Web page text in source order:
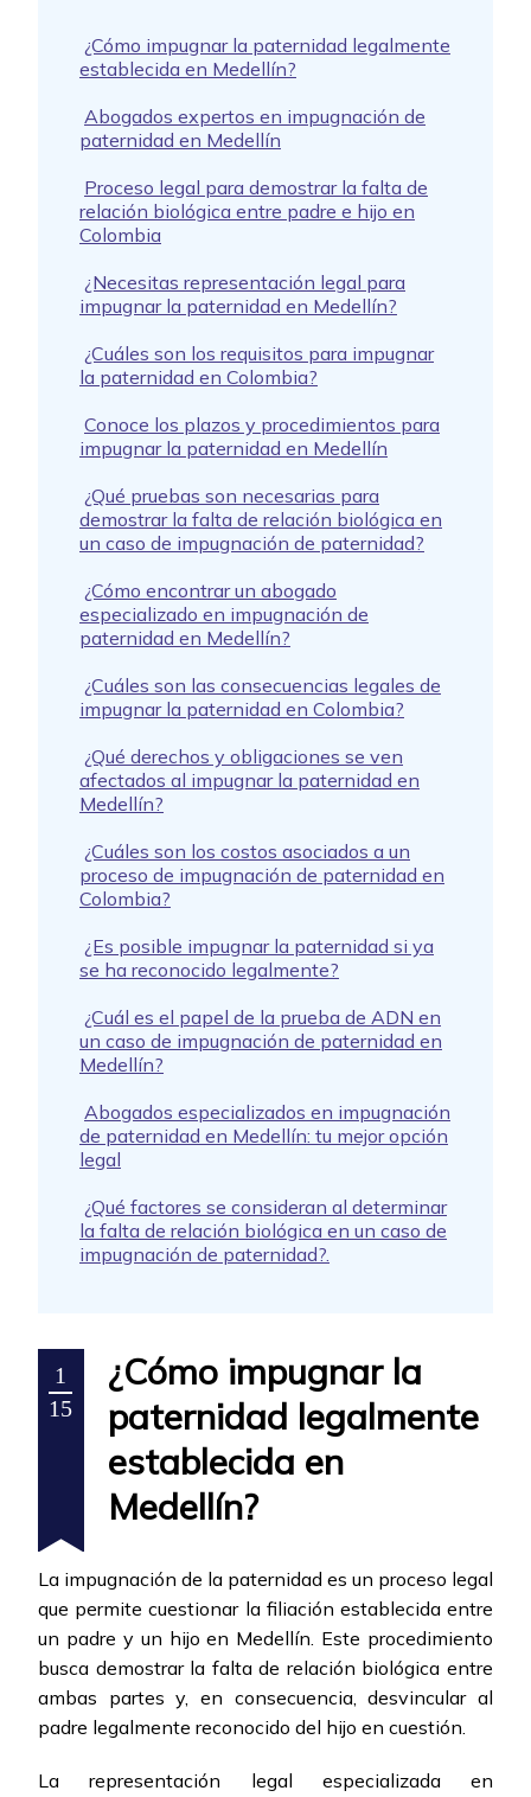
¿Cómo impugnar la paternidad legalmente
establecida en Medellín?
Abogados expertos en impugnación de
paternidad en Medellín
Proceso legal para demostrar la falta de
relación biológica entre padre e hijo en
Colombia
¿Necesitas representación legal para
impugnar la paternidad en Medellín?
¿Cuáles son los requisitos para impugnar
la paternidad en Colombia?
Conoce los plazos y procedimientos para
impugnar la paternidad en Medellín
¿Qué pruebas son necesarias para
demostrar la falta de relación biológica en
un caso de impugnación de paternidad?
¿Cómo encontrar un abogado
especializado en impugnación de
paternidad en Medellín?
¿Cuáles son las consecuencias legales de
impugnar la paternidad en Colombia?
¿Qué derechos y obligaciones se ven
afectados al impugnar la paternidad en
Medellín?
¿Cuáles son los costos asociados a un
proceso de impugnación de paternidad en
Colombia?
¿Es posible impugnar la paternidad si ya
se ha reconocido legalmente?
¿Cuál es el papel de la prueba de ADN en
un caso de impugnación de paternidad en
Medellín?
Abogados especializados en impugnación
de paternidad en Medellín: tu mejor opción
legal
¿Qué factores se consideran al determinar
la falta de relación biológica en un caso de
impugnación de paternidad?.
1
15
¿Cómo impugnar la
paternidad legalmente
establecida en
Medellín?
La impugnación de la paternidad es un proceso legal
que permite cuestionar la filiación establecida entre
un padre y un hijo en Medellín. Este procedimiento
busca demostrar la falta de relación biológica entre
ambas partes y, en consecuencia, desvincular al
padre legalmente reconocido del hijo en cuestión.
La representación legal especializada en